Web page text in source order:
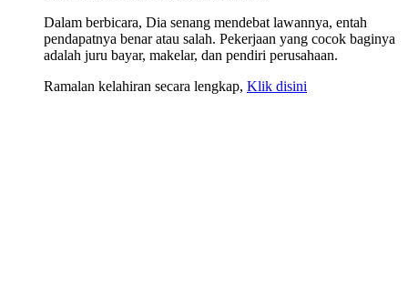
Dalam berbicara, Dia senang mendebat lawannya, entah
pendapatnya benar atau salah. Pekerjaan yang cocok baginya
adalah juru bayar, makelar, dan pendiri perusahaan.
Ramalan kelahiran secara lengkap, Klik disini